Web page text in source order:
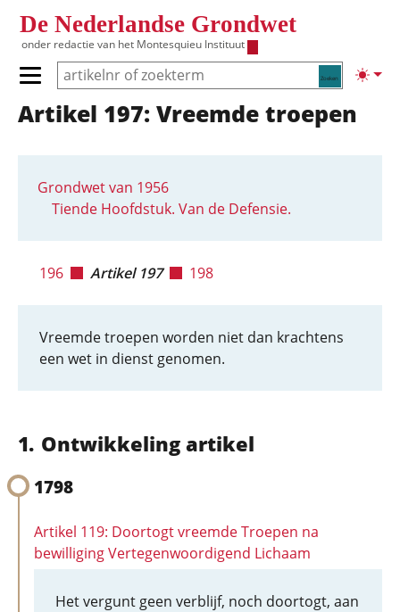
De Nederlandse Grondwet
onder redactie van het Montesquieu Instituut
Zoeken
Primair menu tonen/verbergen
Hoofdnavigatie
Artikel 197: Vreemde troepen
Grondwet van 1956
Tiende Hoofdstuk. Van de Defensie.
196 Artikel 197 198
Vreemde troepen worden niet dan krachtens
een wet in dienst genomen.
Ontwikkeling artikel
1798
Artikel 119: Doortogt vreemde Troepen na
bewilliging Vertegenwoordigend Lichaam
Het vergunt geen verblijf, noch doortogt, aan